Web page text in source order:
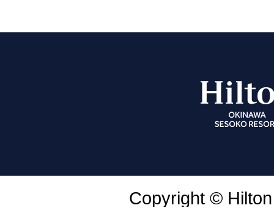
Copyright ©